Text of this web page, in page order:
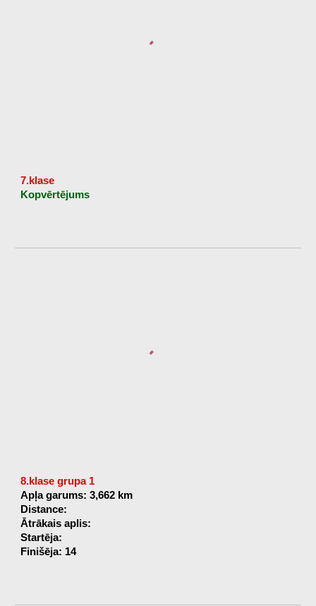
7.klase
Kopvērtējums
8.klase grupa 1
Apļa garums: 3,662 km
Distance:
Ātrākais aplis:
Startēja:
Finišēja: 14